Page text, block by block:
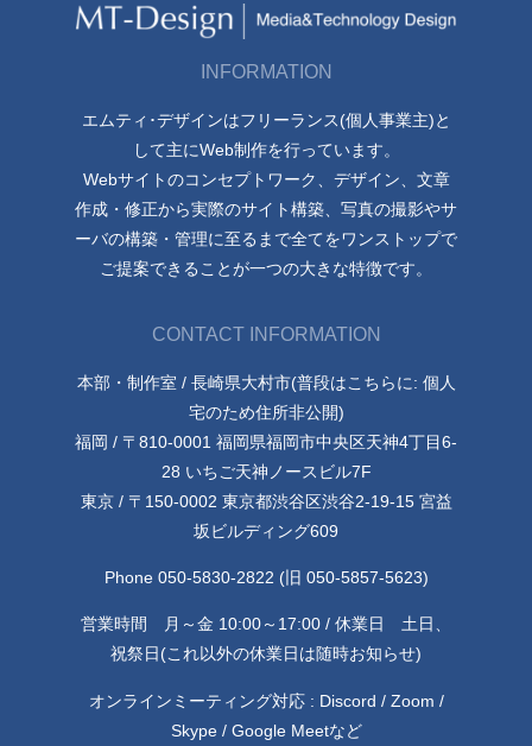
INFORMATION
エムティ･デザインはフリーランス(個人事業主)と
して主にWeb制作を行っています。
Webサイトのコンセプトワーク、デザイン、文章
作成・修正から実際のサイト構築、写真の撮影やサ
ーバの構築・管理に至るまで全てをワンストップで
ご提案できることが一つの大きな特徴です。
CONTACT INFORMATION
本部・制作室 / 長崎県大村市(普段はこちらに: 個人
宅のため住所非公開)
福岡 / 〒810-0001 福岡県福岡市中央区天神4丁目6-
28 いちご天神ノースビル7F
東京 / 〒150-0002 東京都渋谷区渋谷2-19-15 宮益
坂ビルディング609
Phone 050-5830-2822 (旧 050-5857-5623)
営業時間 月～金 10:00～17:00 / 休業日 土日、
祝祭日(これ以外の休業日は随時お知らせ)
オンラインミーティング対応 : Discord / Zoom /
Skype / Google Meetなど